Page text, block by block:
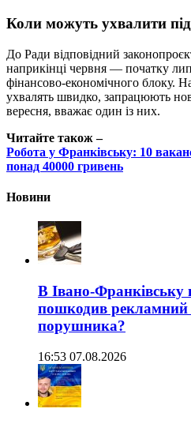
Коли можуть ухвалити
До Ради відповідний
наприкінці червня — початку
фінансово-економічного блоку.
ухвалять швидко, запрацюють
вересня, вважає один із них.
Читайте також –
Робота у Франківську: 10
понад 40000 гривень
Новини
В Івано-Франківську
пошкодив рекламний
порушника?
16:53 07.08.2026